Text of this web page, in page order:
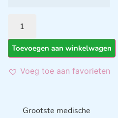
Toevoegen aan winkelwagen
Voeg toe aan favorieten
Grootste medische